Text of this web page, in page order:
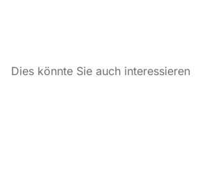
Dies könnte Sie auch interessieren